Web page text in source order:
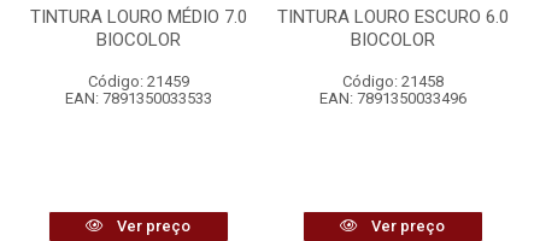
TINTURA LOURO MÉDIO 7.0
BIOCOLOR
Código: 21459
EAN: 7891350033533
Ver preço
TINTURA LOURO ESCURO 6.0
BIOCOLOR
Código: 21458
EAN: 7891350033496
Ver preço